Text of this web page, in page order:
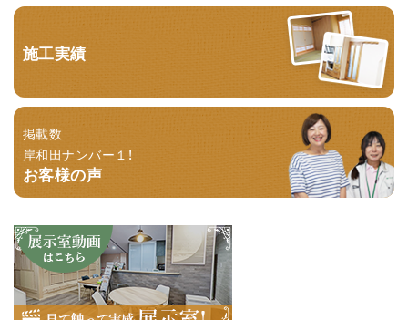
施工実績
掲載数
岸和田ナンバー１！
お客様の声